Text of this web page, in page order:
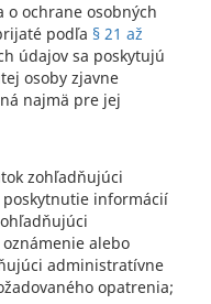
o ochrane osobných
podľa § 21 až
údajov sa poskytujú
osoby zjavne
najmä pre jej
zohľadňujúci
informácií
alebo
administratívne
opatrenia;